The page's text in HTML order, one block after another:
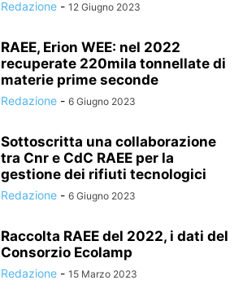
Redazione - 12 Giugno 2023
RAEE, Erion WEE: nel 2022
recuperate 220mila tonnellate di
materie prime seconde
Redazione - 6 Giugno 2023
Sottoscritta una collaborazione
tra Cnr e CdC RAEE per la
gestione dei rifiuti tecnologici
Redazione - 6 Giugno 2023
Raccolta RAEE del 2022, i dati del
Consorzio Ecolamp
Redazione - 15 Marzo 2023